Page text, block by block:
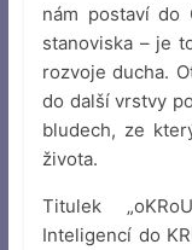
nám postaví do
stanoviska – je
rozvoje ducha.
do další vrstvy
bludech, ze
života.
Titulek
Inteligencí do